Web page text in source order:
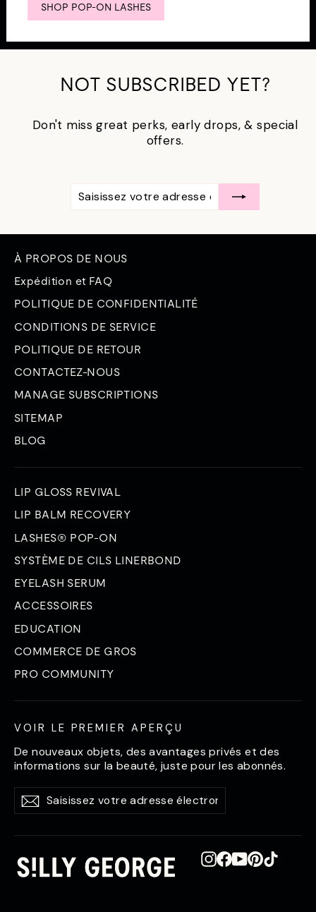
SHOP POP-ON LASHES
NOT SUBSCRIBED YET?
Don't miss great perks, early drops, & special
offers.
SAISISSEZ
VOTRE
ADRESSE
S'ABONNER
À PROPOS DE NOUS
Expédition et FAQ
POLITIQUE DE CONFIDENTIALITÉ
CONDITIONS DE SERVICE
POLITIQUE DE RETOUR
CONTACTEZ-NOUS
MANAGE SUBSCRIPTIONS
SITEMAP
BLOG
LIP GLOSS REVIVAL
LIP BALM RECOVERY
LASHES® POP-ON
SYSTÈME DE CILS LINERBOND
EYELASH SERUM
ACCESSOIRES
EDUCATION
COMMERCE DE GROS
PRO COMMUNITY
VOIR LE PREMIER APERÇU
De nouveaux objets, des avantages privés et des
informations sur la beauté, juste pour les abonnés.
Saisissez
votre
S'abonnerS'abonner
Instagram
Facebook
YouTube
Pinterest
TikTok